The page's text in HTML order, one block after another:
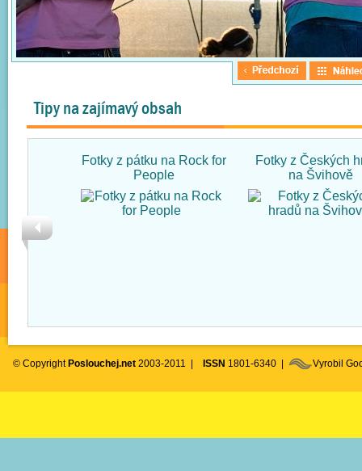
Tipy na zajímavý obsah
Fotky z pátku na Rock for
People
Fotky z Českých
na Švihově
© Copyright Poslouchej.net 2003-2011 | ISSN 1801-6340 | Vyrobil